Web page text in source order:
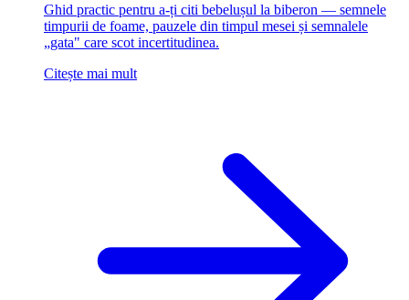
Ghid practic pentru a-ți citi bebelușul la biberon — semnele
timpurii de foame, pauzele din timpul mesei și semnalele
„gata" care scot incertitudinea.
Citește mai mult